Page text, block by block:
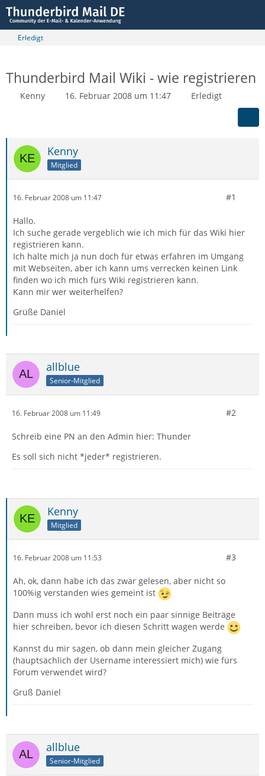
Erledigt
Thunderbird Mail Wiki - wie registrieren
Kenny 16. Februar 2008 um 11:47 Erledigt
Kenny
Mitglied
16. Februar 2008 um 11:47 #1
Hallo.
Ich suche gerade vergeblich wie ich mich für das Wiki hier
registrieren kann.
Ich halte mich ja nun doch für etwas erfahren im Umgang
mit Webseiten, aber ich kann ums verrecken keinen Link
finden wo ich mich fürs Wiki registrieren kann.
Kann mir wer weiterhelfen?
Grüße Daniel
allblue
Senior-Mitglied
16. Februar 2008 um 11:49 #2
Schreib eine PN an den Admin hier: Thunder
Es soll sich nicht *jeder* registrieren.
Kenny
Mitglied
16. Februar 2008 um 11:53 #3
Ah, ok, dann habe ich das zwar gelesen, aber nicht so
100%ig verstanden wies gemeint ist
Dann muss ich wohl erst noch ein paar sinnige Beiträge
hier schreiben, bevor ich diesen Schritt wagen werde
Kannst du mir sagen, ob dann mein gleicher Zugang
(hauptsächlich der Username interessiert mich) wie fürs
Forum verwendet wird?
Gruß Daniel
allblue
Senior-Mitglied